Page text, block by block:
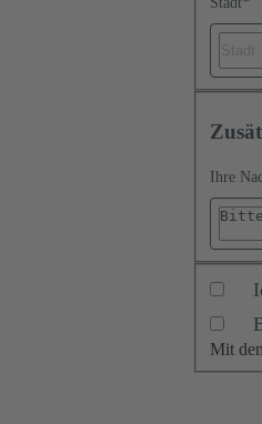
Ihre
Mit